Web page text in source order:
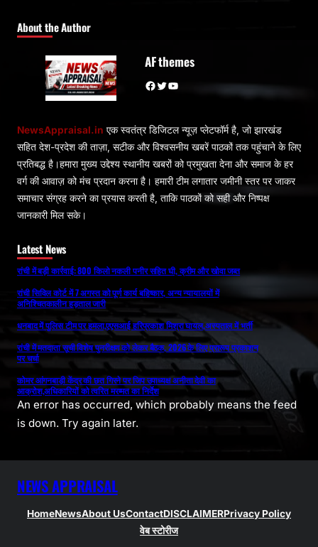
About the Author
AF themes
Facebook Twitter YouTube
NewsAppraisal.in एक स्वतंत्र डिजिटल न्यूज़ प्लेटफॉर्म है, जो झारखंड
सहित देश-प्रदेश की ताज़ा, सटीक और विश्वसनीय खबरें पाठकों तक पहुंचाने के लिए
प्रतिबद्ध है।हमारा मुख्य उद्देश्य स्थानीय खबरों को प्रमुखता देना और समाज के हर
वर्ग की आवाज़ को मंच प्रदान करना है। हमारी टीम लगातार जमीनी स्तर पर जाकर
समाचार संग्रह करने का प्रयास करती है, ताकि पाठकों को सही और निष्पक्ष
जानकारी मिल सके।
Latest News
रांची में बड़ी कार्रवाई: 800 किलो नकली पनीर सहित घी, क्रीम और खोवा जब्त
रांची सिविल कोर्ट में 7 अगस्त को पूर्ण कार्य बहिष्कार, अन्य न्यायालयों में
अनिश्चितकालीन हड़ताल जारी
धनबाद में पुलिस टीम पर हमला,एएसआई हरिप्रकाश मिश्रा घायल,अस्पताल में भर्ती
रांची में मतदाता सूची विशेष पुनरीक्षण को लेकर बैठक, 2026 के लिए प्रारूप प्रकाशन
पर चर्चा
कोमर आंगनबाड़ी केंद्र की छत गिरने पर जिप उपाध्यक्ष अनीता देवी का
आक्रोश,अधिकारियों को त्वरित मरम्मत का निर्देश
An error has occurred, which probably means the feed
is down. Try again later.
NEWS APPRAISAL
HomeNewsAbout UsContactDISCLAIMERPrivacy Policy
वेब स्टोरीज